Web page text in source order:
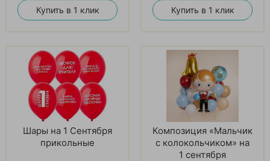
Купить в 1 клик Купить в 1 клик
Шары на 1 Сентября
прикольные
Композиция «Мальчик
с колокольчиком» на
1 сентября